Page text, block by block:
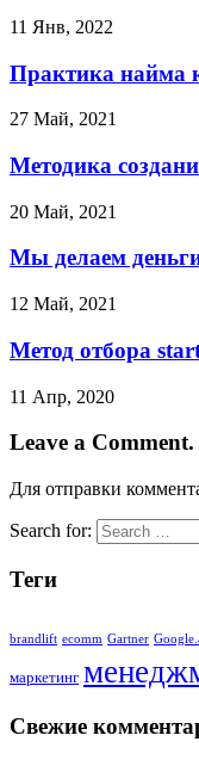
11 Янв, 2022
Практика найма
27 Май, 2021
Методика
20 Май, 2021
Мы делаем
12 Май, 2021
Метод отбора
11 Апр, 2020
Leave a Comment.
Для отправки
Search for:
Теги
brandlift ecomm Gartner
маркетинг
Свежие